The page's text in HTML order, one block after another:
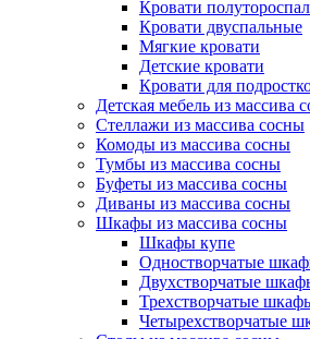
Кровати
Кровати двуспальные
Мягкие кровати
Детские кровати
Кровати для
Детская мебель из массива
Стеллажи из массива сосны
Комоды из массива сосны
Тумбы из массива сосны
Буфеты из массива сосны
Диваны из массива сосны
Шкафы из массива сосны
Шкафы купе
Одностворчатые
Двухстворчатые
Трехстворчатые
Четырехстворчатые